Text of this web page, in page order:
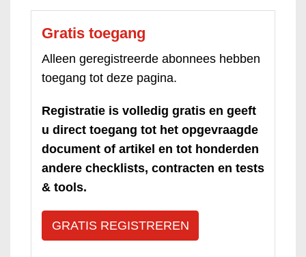
Gratis toegang
Alleen geregistreerde abonnees hebben
toegang tot deze pagina.
Registratie is volledig gratis en geeft
u direct toegang tot het opgevraagde
document of artikel en tot honderden
andere checklists, contracten en tests
& tools.
GRATIS REGISTREREN